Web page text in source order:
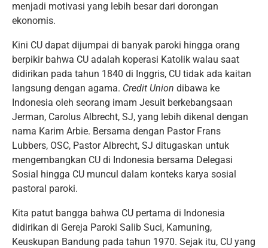
menjadi motivasi yang lebih besar dari dorongan
ekonomis.
Kini CU dapat dijumpai di banyak paroki hingga orang
berpikir bahwa CU adalah koperasi Katolik walau saat
didirikan pada tahun 1840 di Inggris, CU tidak ada kaitan
langsung dengan agama. Credit Union dibawa ke
Indonesia oleh seorang imam Jesuit berkebangsaan
Jerman, Carolus Albrecht, SJ, yang lebih dikenal dengan
nama Karim Arbie. Bersama dengan Pastor Frans
Lubbers, OSC, Pastor Albrecht, SJ ditugaskan untuk
mengembangkan CU di Indonesia bersama Delegasi
Sosial hingga CU muncul dalam konteks karya sosial
pastoral paroki.
Kita patut bangga bahwa CU pertama di Indonesia
didirikan di Gereja Paroki Salib Suci, Kamuning,
Keuskupan Bandung pada tahun 1970. Sejak itu, CU yang